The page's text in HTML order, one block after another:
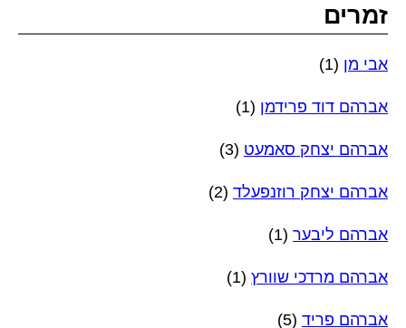
זמרים
אבי מן (1)
אברהם דוד פרידמן (1)
אברהם יצחק סאמעט (3)
אברהם יצחק רוזנפעלד (2)
אברהם ליבער (1)
אברהם מרדכי שוורץ (1)
אברהם פריד (5)